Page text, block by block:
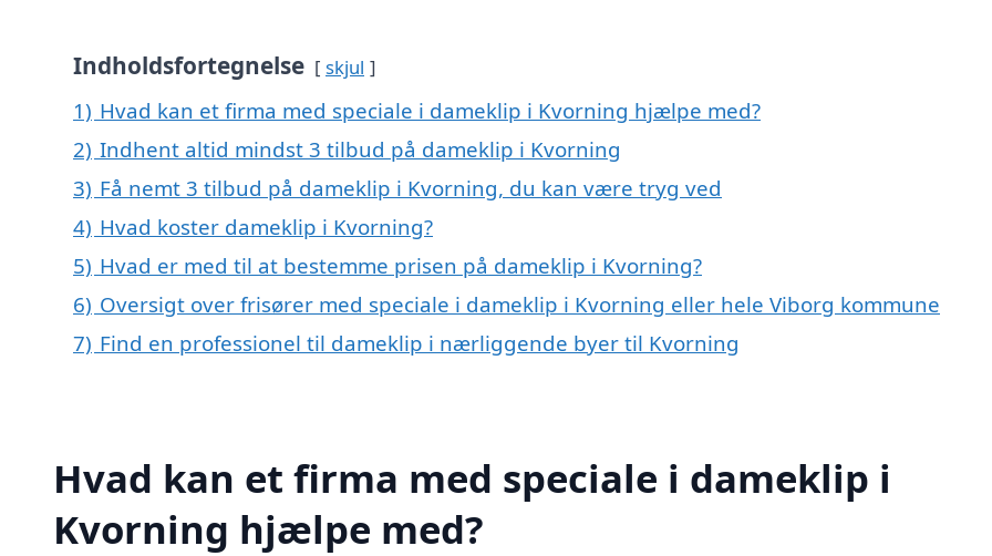
Indholdsfortegnelse skjul
1) Hvad kan et firma med speciale i dameklip i Kvorning hjælpe med?
2) Indhent altid mindst 3 tilbud på dameklip i Kvorning
3) Få nemt 3 tilbud på dameklip i Kvorning, du kan være tryg ved
4) Hvad koster dameklip i Kvorning?
5) Hvad er med til at bestemme prisen på dameklip i Kvorning?
6) Oversigt over frisører med speciale i dameklip i Kvorning eller hele Viborg kommune
7) Find en professionel til dameklip i nærliggende byer til Kvorning
Hvad kan et firma med speciale i dameklip i
Kvorning hjælpe med?